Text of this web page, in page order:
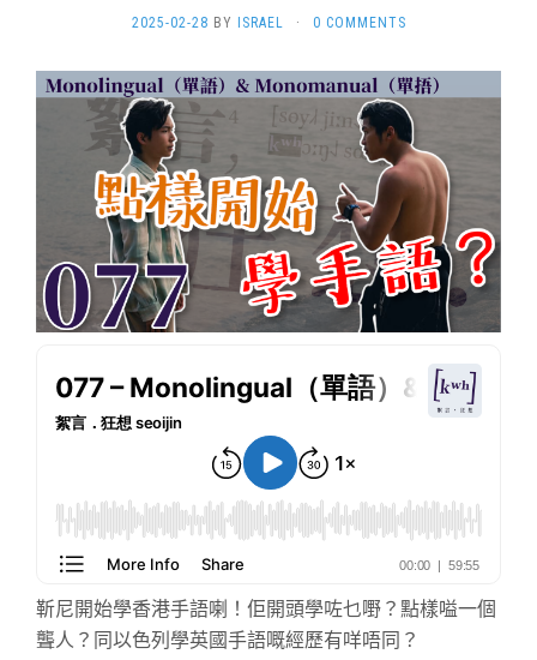
2025-02-28 BY ISRAEL · 0 COMMENTS
靳尼開始學香港手語喇！佢開頭學咗乜嘢？點樣嗌一個
聾人？同以色列學英國手語嘅經歷有咩唔同？